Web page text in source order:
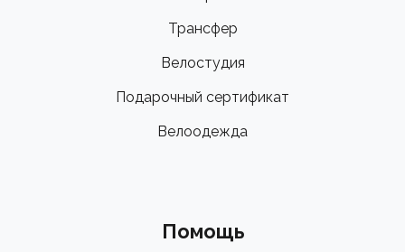
Трансфер
Велостудия
Подарочный сертификат
Велоодежда
Помощь